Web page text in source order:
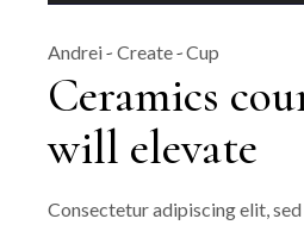
Andrei Create Cup
Ceramics
will elevate
Consectetur adipiscing elit,